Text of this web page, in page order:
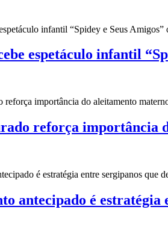
espetáculo infantil
reforça importância
antecipado é